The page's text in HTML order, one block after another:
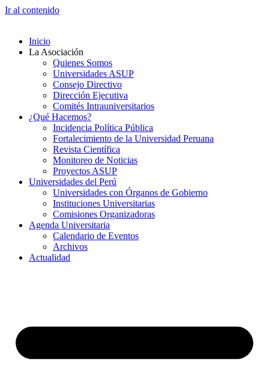
Ir al contenido
Inicio
La Asociación
Quienes Somos
Universidades ASUP
Consejo Directivo
Dirección Ejecutiva
Comités Intrauniversitarios
¿Qué Hacemos?
Incidencia Política Pública
Fortalecimiento de la Universidad Peruana
Revista Científica
Monitoreo de Noticias
Proyectos ASUP
Universidades del Perú
Universidades con Órganos de Gobierno
Instituciones Universitarias
Comisiones Organizadoras
Agenda Universitaria
Calendario de Eventos
Archivos
Actualidad